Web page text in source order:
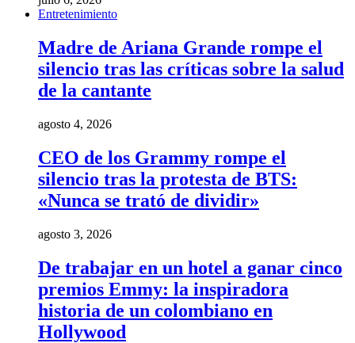
Entretenimiento
Madre de Ariana Grande rompe el
silencio tras las críticas sobre la salud
de la cantante
agosto 4, 2026
CEO de los Grammy rompe el
silencio tras la protesta de BTS:
«Nunca se trató de dividir»
agosto 3, 2026
De trabajar en un hotel a ganar cinco
premios Emmy: la inspiradora
historia de un colombiano en
Hollywood